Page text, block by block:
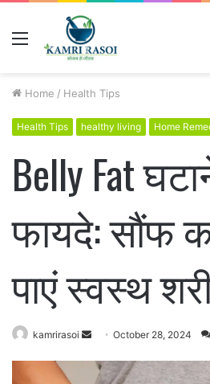
Home / Health Tips
Health Tips healthy living Home
Belly Fat
फायदे: सौंफ
पाएं स्वस्थ
kamrirasoi October 28, 2024